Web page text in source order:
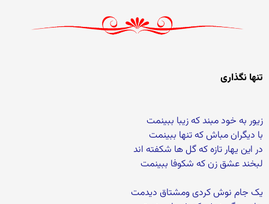
تنها نگذاری
زیور به خود مبند که زیبا ببینمت
با دیگران مباش که تنها ببینمت
در این یهار تازه که گل ها شکفته اند
لبخند عشق زن که شکوفا ببینمت
یک جام نوش کردی ومشتاق دیدمت